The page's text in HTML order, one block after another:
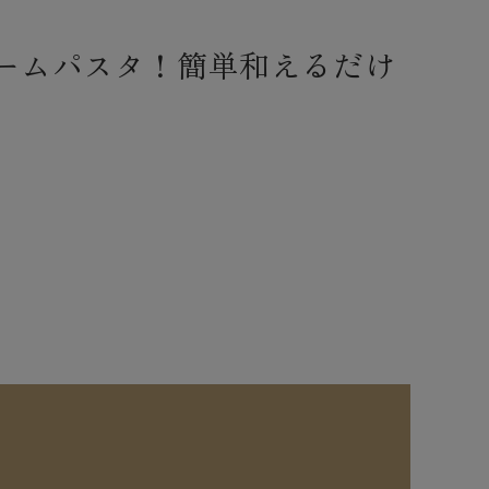
ムパスタ！簡単和えるだけ